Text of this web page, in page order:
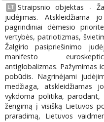
LT Straipsnio objektas -
judėjimas. Atskleidžiama
pagrindiniai dėmesio
vertybės, patriotizmas,
Žalgirio pasipriešinimo
manifesto
antiglobalizmas. Pažymimas
pobūdis. Nagrinėjami
medžiaga, atskleidžiamas
vykdoma politika,
žengimą į visišką Lietuvos
praradimą, Lietuvos